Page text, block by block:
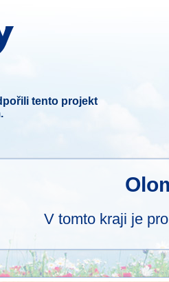
tento projekt
V tomto kraji je